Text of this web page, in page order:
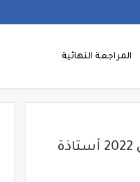
المراجعة النهائية
خريطة نواتج تعلم مادة العلوم للصف الرابع المنهج الجديد ترم أول 2022 أستاذة